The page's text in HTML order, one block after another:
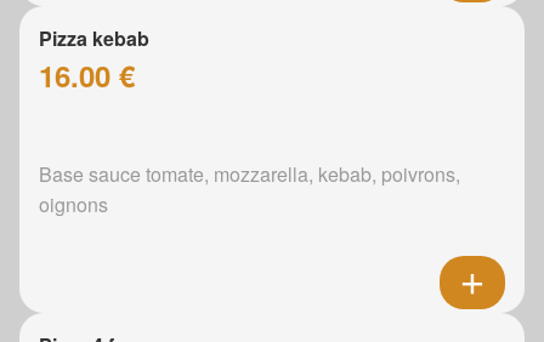
Pizza kebab
16.00 €
Base sauce tomate, mozzarella, kebab, poivrons,
oignons